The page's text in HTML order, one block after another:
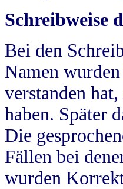
Schreibweise
Bei den
Namen
verstanden
haben. Später
Die
Fällen bei
wurden